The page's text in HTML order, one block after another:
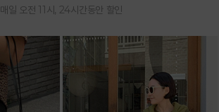
매일 오전 11시, 24시간동안 할인